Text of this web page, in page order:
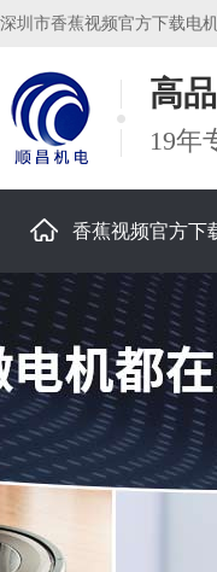
深圳市香蕉视频官方下载电机有
高
19年
香蕉视频官方下
关于香蕉视频官方下